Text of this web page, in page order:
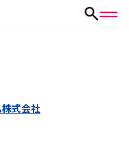
式会社